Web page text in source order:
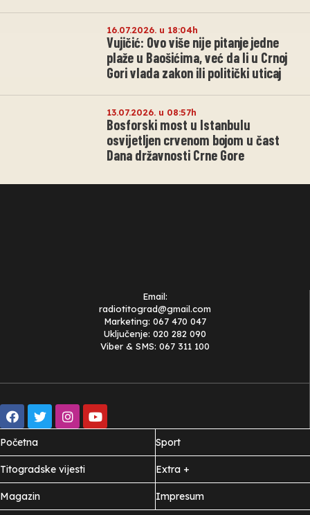
16.07.2026. u 18:04h
Vujičić: Ovo više nije pitanje jedne
plaže u Baošićima, već da li u Crnoj
Gori vlada zakon ili politički uticaj
13.07.2026. u 08:57h
Bosforski most u Istanbulu
osvijetljen crvenom bojom u čast
Dana državnosti Crne Gore
Email:
radiotitograd@gmail.com
Marketing: 067 470 047
Uključenje: 020 282 090
Viber & SMS: 067 311 100
Početna
Titogradske vijesti
Magazin
Sport
Extra +
Impresum